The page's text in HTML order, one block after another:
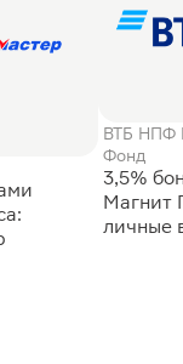
ВТБ НПФ
Фонд
3,5%
Магнит
личные